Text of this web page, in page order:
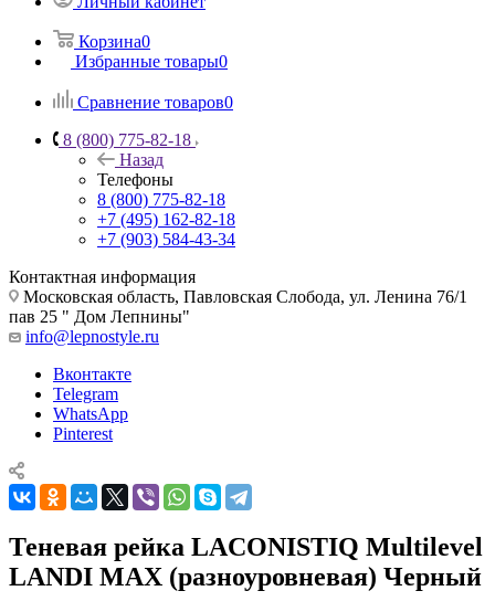
Корзина0
Избранные товары0
Сравнение товаров0
8 (800) 775-82-18
Назад
Телефоны
8 (800) 775-82-18
+7 (495) 162-82-18
+7 (903) 584-43-34
Контактная информация
Московская область, Павловская Слобода, ул. Ленина 76/1
пав 25 " Дом Лепнины"
info@lepnostyle.ru
Вконтакте
Telegram
WhatsApp
Pinterest
Теневая рейка LACONISTIQ Multilevel
LANDI MAX (разноуровневая) Черный